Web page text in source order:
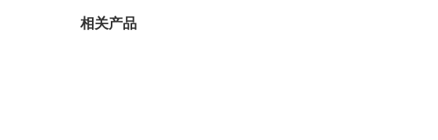
相关产品